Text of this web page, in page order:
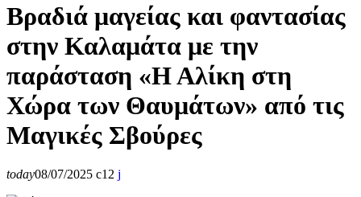
Βραδιά μαγείας και φαντασίας
στην Καλαμάτα με την
παράσταση «Η Αλίκη στη
Χώρα των Θαυμάτων» από τις
Μαγικές Σβούρες
today08/07/2025 12